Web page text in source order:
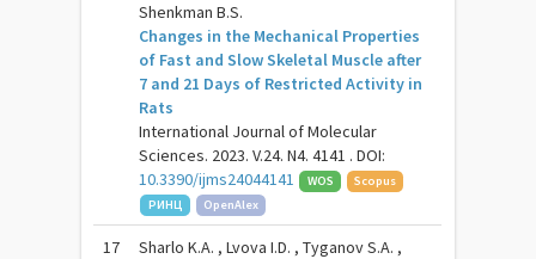
Shenkman B.S.
Changes in the Mechanical Properties
of Fast and Slow Skeletal Muscle after
7 and 21 Days of Restricted Activity in
Rats
International Journal of Molecular
Sciences. 2023. V.24. N4. 4141 . DOI:
10.3390/ijms24044141
WOS
Scopus
РИНЦ
OpenAlex
17
Sharlo K.A. , Lvova I.D. , Tyganov S.A. ,